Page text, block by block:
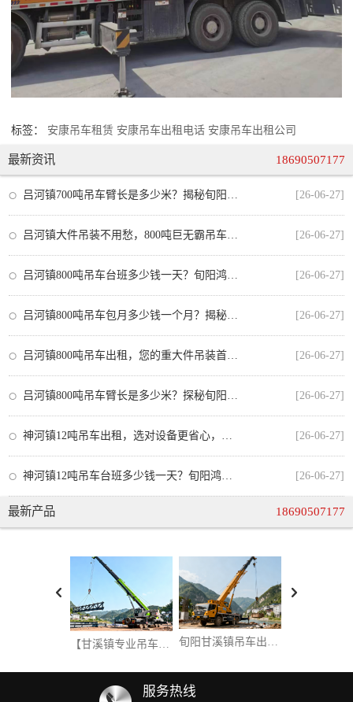
标签： 安康吊车租赁 安康吊车出租电话 安康吊车出租公司
最新资讯 18690507177
吕河镇700吨吊车臂长是多少米？揭秘旬阳大型吊装作业的黄金臂展 [26-06-27]
吕河镇大件吊装不用愁，800吨巨无霸吊车助力重点项目攻坚 [26-06-27]
吕河镇800吨吊车台班多少钱一天？旬阳鸿泰吊装为您深度解析重型吊装成本 [26-06-27]
吕河镇800吨吊车包月多少钱一个月？揭秘吊装租赁价格背后的门道 [26-06-27]
吕河镇800吨吊车出租，您的重大件吊装首选方案（附电话） [26-06-27]
吕河镇800吨吊车臂长是多少米？探秘旬阳鸿泰吊装行业巨臂 [26-06-27]
神河镇12吨吊车出租，选对设备更省心，鸿泰吊装谈农村施工中的车辆选型与安全经验 [26-06-27]
神河镇12吨吊车台班多少钱一天？旬阳鸿泰吊装为您详解租赁行情与成本核算 [26-06-27]
最新产品 18690507177
【甘溪镇专业吊车出租】高效靠谱，随叫随到！助力旬阳建设，我们是您最可靠的工程伙伴！
服务热线